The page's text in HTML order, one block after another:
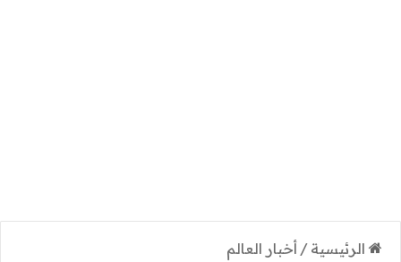
الرئيسية / أخبار العالم